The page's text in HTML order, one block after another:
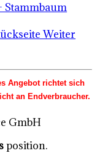
Stammbaum
Weiter
Angebot richtet sich
an Endverbraucher.
GmbH
position.